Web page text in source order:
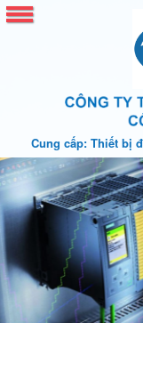
Cung cấp: Thiết bị